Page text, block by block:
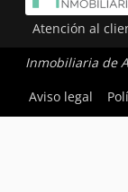
Atención al
Inmobiliaria de
Aviso legal